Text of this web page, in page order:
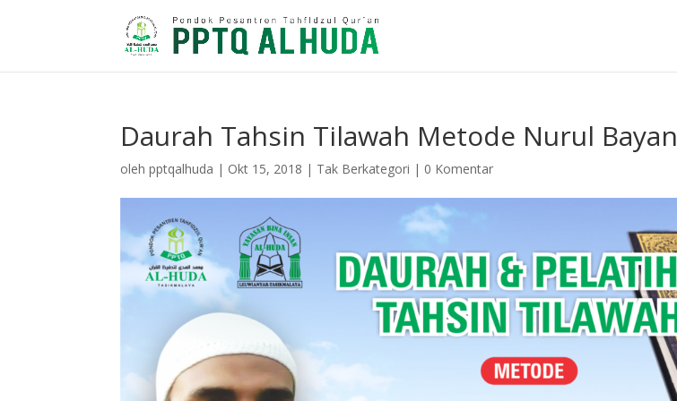
Daurah Tahsin Tilawah Metode Nurul Bayan
olehpptqalhuda | Okt 15, 2018 | Tak Berkategori | 0 Komentar